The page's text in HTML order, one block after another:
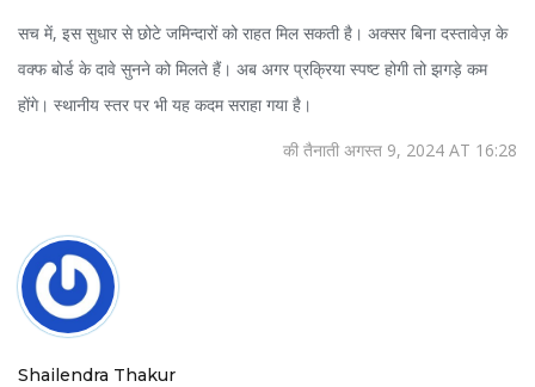
सच में, इस सुधार से छोटे जमिन्दारों को राहत मिल सकती है। अक्सर बिना दस्तावेज़ के
वक्फ बोर्ड के दावे सुनने को मिलते हैं। अब अगर प्रक्रिया स्पष्ट होगी तो झगड़े कम
होंगे। स्थानीय स्तर पर भी यह कदम सराहा गया है।
की तैनाती अगस्त 9, 2024 AT 16:28
Shailendra Thakur